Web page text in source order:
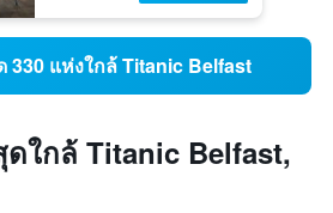
330 แห่งใกล้ Titanic Belfast
ใกล้ Titanic Belfast,